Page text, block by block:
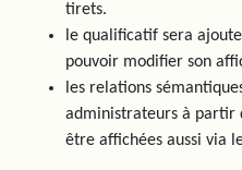
tirets.
le qualificatif sera
pouvoir modifier son
les relations
administrateurs à partir
être affichées aussi via